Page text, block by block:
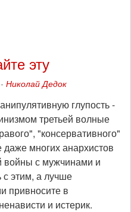
эту
Николай Дедок
глупость -
третьей волные
"консервативного"
многих анархистов
войны с мужчинами и
этим, а лучше
привносите в
и истерик.